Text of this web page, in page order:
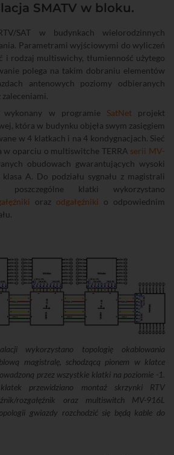
SMATV w bloku.
SAT w budynkach wielorodzinnych
Parametrami wyjściowymi do wyliczeń
i rodzaj multiswichy, tłumienność użytego
polega na takim dobraniu elementów
antenowych poziomy odbieranych
zaleceniami.
wykonany w programie SatNetprojekt
która w budynku objęła swym zasięgiem
w 4 klatkach i na 4 kondygnacjach. Sieć
w oparciu o multiswitche TERRA serii MV-
obudowach gwarantujących wysoki
A. Do podziału sygnału z magistrali
poszczególne klatki wykorzystano
oraz odgałęźniki o odpowiednim
wykorzystano topologię okablowania
magistralę, schodzącą pionem w klatce
przez wszystkie klatki na poziomie -1.
przewidziano montaż skrzynki RTV
rozgałęźnik oraz multiswitch MV-916L
gwiazdy rozchodzić się będą kable do